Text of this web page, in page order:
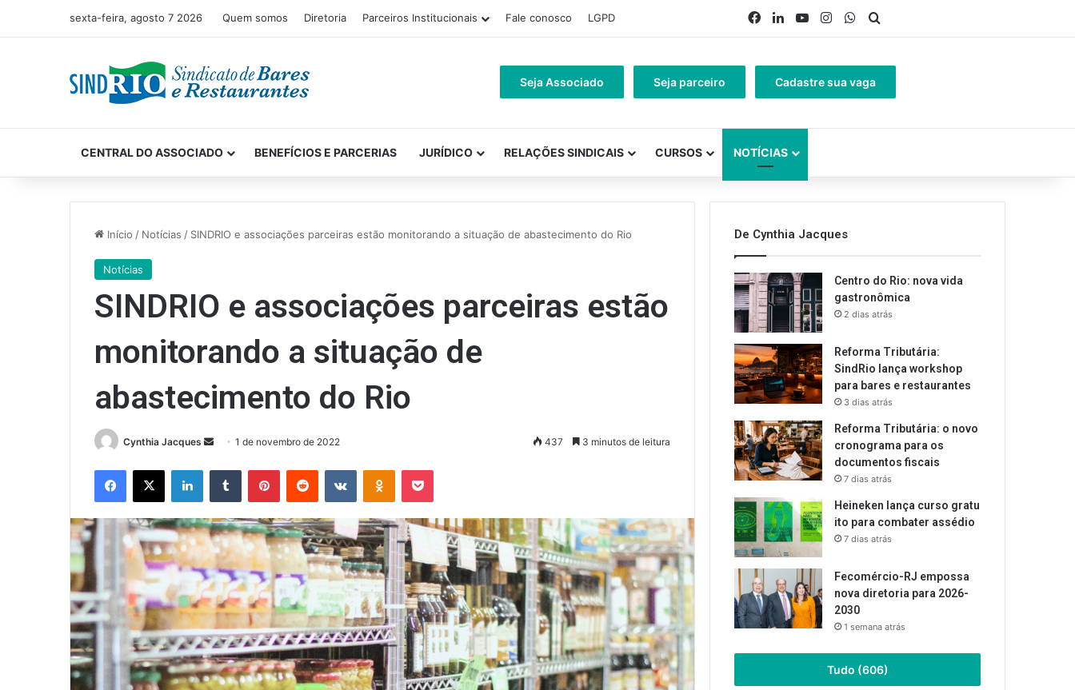
sexta-feira, agosto 7 2026 Quem somos Diretoria Parceiros Institucionais Fale conosco LGPD Facebook
LinkedinYouTubeInstagramWhatsApp
Seja Associado Seja parceiro Cadastre sua vaga
CENTRAL DO ASSOCIADO BENEFÍCIOS E PARCERIAS JURÍDICO RELAÇÕES SINDICAIS CURSOS NOTÍCIAS
Início / Notícias / SINDRIO e associações parceiras estão monitorando a situação de abastecimento do Rio
Notícias
SINDRIO e associações parceiras estão
monitorando a situação de
abastecimento do Rio
Cynthia Jacques
Mande1 de novembro de 2022 437 3 minutos de leitura
Facebook
X LinkedinTumblr PinterestReddit VK OK Pocket
De Cynthia Jacques
Centro do Rio: nova vida
gastronômica
2 dias atrás
Reforma Tributária:
SindRio lança workshop
para bares e restaurantes
3 dias atrás
Reforma Tributária: o novo
cronograma para os
documentos fiscais
7 dias atrás
Heineken lança curso gratu
ito para combater assédio
7 dias atrás
Fecomércio-RJ empossa
nova diretoria para 2026-
2030
1 semana atrás
Tudo (606)